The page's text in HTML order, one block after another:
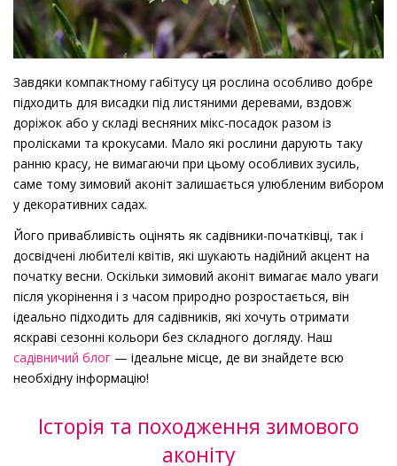
Завдяки компактному габітусу ця рослина особливо добре
підходить для висадки під листяними деревами, вздовж
доріжок або у складі весняних мікс-посадок разом із
пролісками та крокусами. Мало які рослини дарують таку
ранню красу, не вимагаючи при цьому особливих зусиль,
саме тому зимовий аконіт залишається улюбленим вибором
у декоративних садах.
Його привабливість оцінять як садівники-початківці, так і
досвідчені любителі квітів, які шукають надійний акцент на
початку весни. Оскільки зимовий аконіт вимагає мало уваги
після укорінення і з часом природно розростається, він
ідеально підходить для садівників, які хочуть отримати
яскраві сезонні кольори без складного догляду. Наш
садівничий блог — ідеальне місце, де ви знайдете всю
необхідну інформацію!
Історія та походження зимового
аконіту